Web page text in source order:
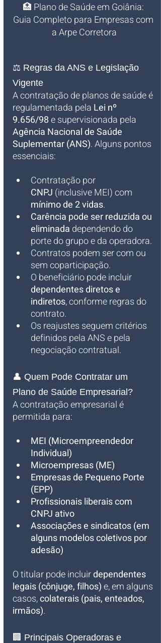
🏥 Plano de Saúde em Goiânia:
Guia Completo para Empresas com
a Arpe Corretora
⚖️ Regras da ANS e Legislação
Vigente
A contratação de planos de saúde é
regulamentada pela Lei nº
9.656/98 e supervisionada pela
Agência Nacional de Saúde
Suplementar (ANS). Alguns pontos
essenciais:
Contratação por
CNPJ (inclusive MEI) com
mínimo de 2 vidas.
Carência pode ser reduzida ou
eliminada dependendo do
porte do grupo e da operadora.
Contratos podem ser com ou
sem coparticipação.
O beneficiário pode incluir
dependentes diretos e
indiretos, conforme regras do
contrato.
Os reajustes seguem critérios
definidos pela ANS e pela
negociação contratual.
👤 Quem Pode Contratar um
Plano de Saúde Empresarial?
A contratação empresarial é
permitida para:
MEI (Microempreendedor
Individual)
Microempresas (ME)
Empresas de Pequeno Porte
(EPP)
Profissionais liberais com
CNPJ ativo
Associações e sindicatos (em
alguns modelos coletivos por
adesão)
O titular pode incluir dependentes
legais (cônjuge, filhos) e, em alguns
casos, colaterais (pais, enteados,
irmãos).
🏢 Principais Operadoras e